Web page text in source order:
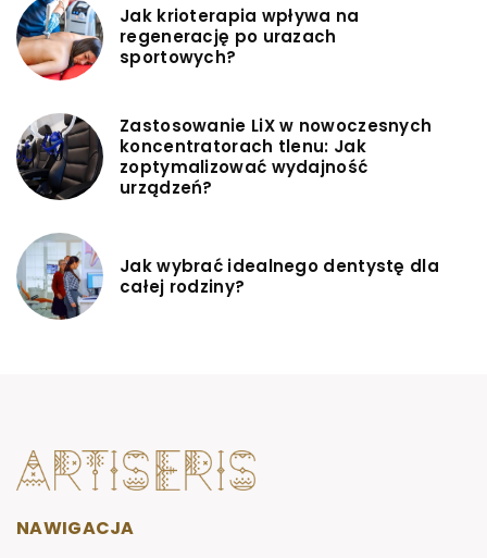
Jak krioterapia wpływa na
regenerację po urazach
sportowych?
Zastosowanie LiX w nowoczesnych
koncentratorach tlenu: Jak
zoptymalizować wydajność
urządzeń?
Jak wybrać idealnego dentystę dla
całej rodziny?
NAWIGACJA